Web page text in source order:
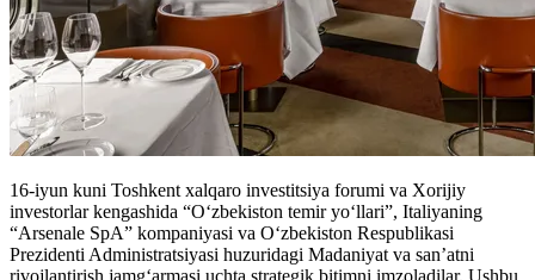
16-iyun kuni Toshkent xalqaro investitsiya forumi va Xorijiy
investorlar kengashida “Oʻzbekiston temir yoʻllari”, Italiyaning
“Arsenale SpA” kompaniyasi va Oʻzbekiston Respublikasi
Prezidenti Administratsiyasi huzuridagi Madaniyat va sanʼatni